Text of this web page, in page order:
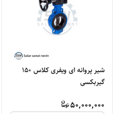
شیر پروانه ای ویفری کلاس 150
گیربکسی
50,000,000